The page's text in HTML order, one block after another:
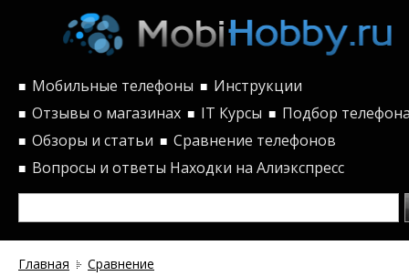
■ Мобильные телефоны ■ Инструкции
■ Отзывы о магазинах ■ IT Курсы ■ Подбор
■ Обзоры и статьи ■ Сравнение телефонов
■ Вопросы и ответы Находки на Алиэкспресс
Главная Сравнение